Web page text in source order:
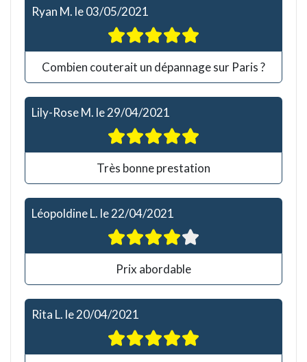
Ryan M. le03/05/2021
Combien couterait un dépannage sur Paris ?
Lily-Rose M. le29/04/2021
Très bonne prestation
Léopoldine L. le22/04/2021
Prix abordable
Rita L. le20/04/2021